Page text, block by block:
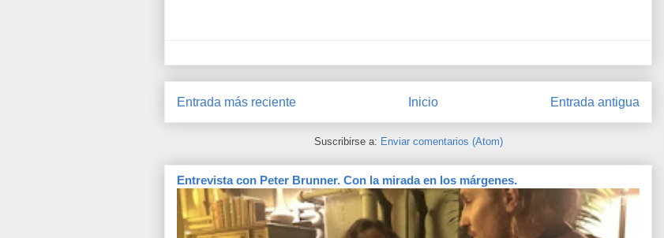
Entrada más reciente Entrada antigua
Inicio
Suscribirse a: Enviar comentarios (Atom)
Entrevista con Peter Brunner. Con la mirada en los márgenes.